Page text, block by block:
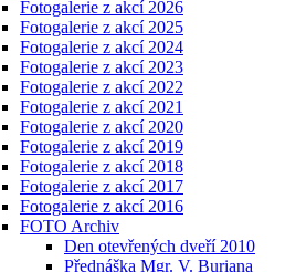
Fotogalerie z akcí 2026
Fotogalerie z akcí 2025
Fotogalerie z akcí 2024
Fotogalerie z akcí 2023
Fotogalerie z akcí 2022
Fotogalerie z akcí 2021
Fotogalerie z akcí 2020
Fotogalerie z akcí 2019
Fotogalerie z akcí 2018
Fotogalerie z akcí 2017
Fotogalerie z akcí 2016
FOTO Archiv
Den otevřených dveří 2010
Přednáška Mgr. V. Buriana